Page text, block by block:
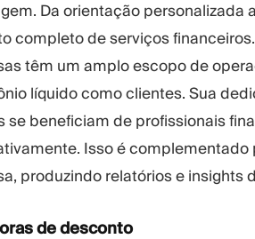
Da orientação personalizada
completo de serviços
têm um amplo escopo de
líquido como clientes. Sua
se beneficiam de profissionais
Isso é
produzindo relatórios e insights
de desconto